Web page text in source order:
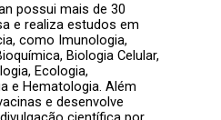
possui mais de 30
e realiza estudos em
como Imunologia,
Biologia Celular,
Ecologia,
e Hematologia. Além
e desenvolve